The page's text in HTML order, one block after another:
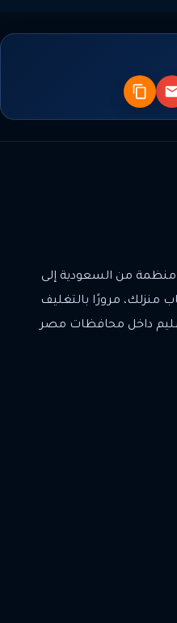
البريد نسخ
من السعودية إلى
منزلك، مرورًا بالتغليف
داخل محافظات مصر